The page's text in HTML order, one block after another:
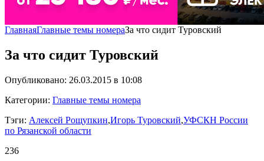
ГлавнаяГлавные темы номераЗа что сидит Туровский
За что сидит Туровский
Опубликовано: 26.03.2015 в 10:08
Категории: Главные темы номера
Тэги: Алексей Рощупкин,Игорь Туровский,УФСКН России
по Рязанской области
236